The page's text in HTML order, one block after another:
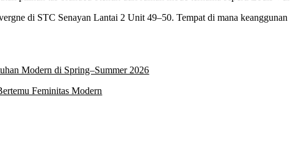
di STC Senayan Lantai 2 Unit 49–50. Tempat di mana
Modern di Spring–Summer 2026
Feminitas Modern